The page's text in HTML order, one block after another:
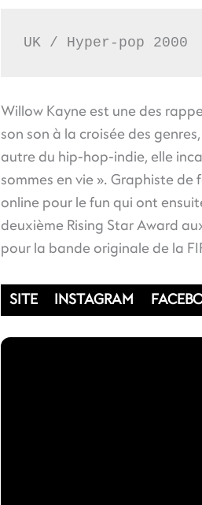
UK / Hyper-pop 2000
Willow Kayne est une des
son son à la croisée des
autre du hip-hop-indie, elle
sommes en vie ». Graphiste
online pour le fun qui ont
deuxième Rising Star Award
pour la bande originale de la
SITE INSTAGRAM